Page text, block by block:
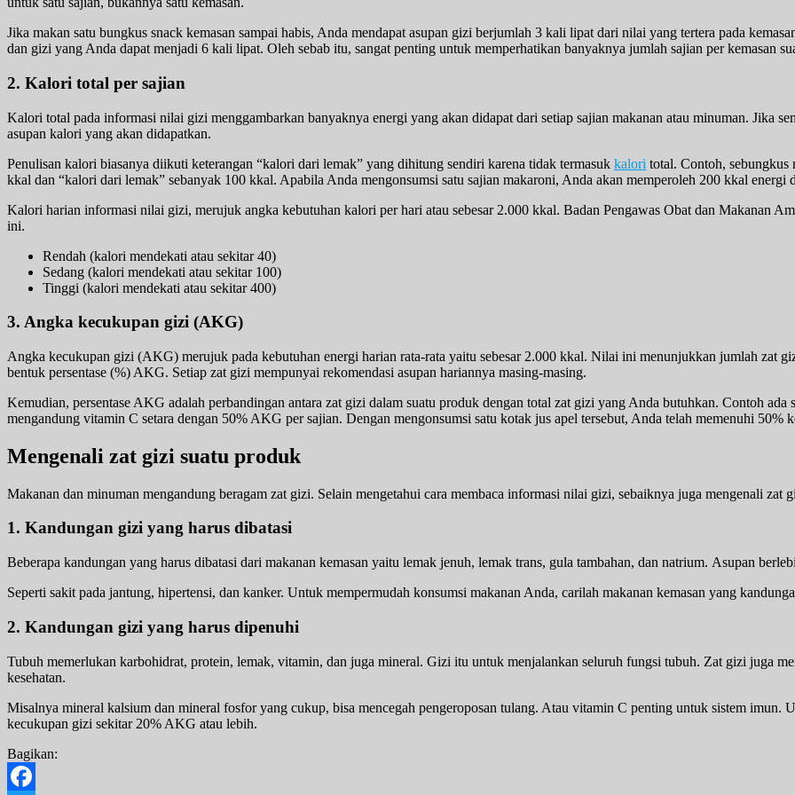
Jika makan satu bungkus snack kemasan sampai habis, Anda mendapat asupan gizi berjumlah 3 kali lipat dari nilai yang tertera pada
dan gizi yang Anda dapat menjadi 6 kali lipat. Oleh sebab itu, sangat penting untuk memperhatikan banyaknya jumlah sajian per kemasan
2. Kalori total per sajian
Kalori total pada informasi nilai gizi menggambarkan banyaknya energi yang akan didapat dari setiap sajian makanan atau minuman. Jika
asupan kalori yang akan didapatkan.
Penulisan kalori biasanya diikuti keterangan “kalori dari lemak” yang dihitung sendiri karena tidak termasuk kalori total. Contoh, sebungkus
kkal dan “kalori dari lemak” sebanyak 100 kkal. Apabila Anda mengonsumsi satu sajian makaroni, Anda akan memperoleh 200 kkal
Kalori harian informasi nilai gizi, merujuk angka kebutuhan kalori per hari atau sebesar 2.000 kkal. Badan Pengawas Obat dan Makanan
ini.
Rendah (kalori mendekati atau sekitar 40)
Sedang (kalori mendekati atau sekitar 100)
Tinggi (kalori mendekati atau sekitar 400)
3. Angka kecukupan gizi (AKG)
Angka kecukupan gizi (AKG) merujuk pada kebutuhan energi harian rata-rata yaitu sebesar 2.000 kkal. Nilai ini menunjukkan jumlah zat
bentuk persentase (%) AKG. Setiap zat gizi mempunyai rekomendasi asupan hariannya masing-masing.
Kemudian, persentase AKG adalah perbandingan antara zat gizi dalam suatu produk dengan total zat gizi yang Anda butuhkan. Contoh
mengandung vitamin C setara dengan 50% AKG per sajian. Dengan mengonsumsi satu kotak jus apel tersebut, Anda telah memenuhi 50%
Mengenali zat gizi suatu produk
Makanan dan minuman mengandung beragam zat gizi. Selain mengetahui cara membaca informasi nilai gizi, sebaiknya juga mengenali zat
1. Kandungan gizi yang harus dibatasi
Beberapa kandungan yang harus dibatasi dari makanan kemasan yaitu lemak jenuh, lemak trans, gula tambahan, dan natrium. Asupan
Seperti sakit pada jantung, hipertensi, dan kanker. Untuk mempermudah konsumsi makanan Anda, carilah makanan kemasan yang
2. Kandungan gizi yang harus dipenuhi
Tubuh memerlukan karbohidrat, protein, lemak, vitamin, dan juga mineral. Gizi itu untuk menjalankan seluruh fungsi tubuh. Zat gizi juga
kesehatan.
Misalnya mineral kalsium dan mineral fosfor yang cukup, bisa mencegah pengeroposan tulang. Atau vitamin C penting untuk sistem
kecukupan gizi sekitar 20% AKG atau lebih.
Bagikan: